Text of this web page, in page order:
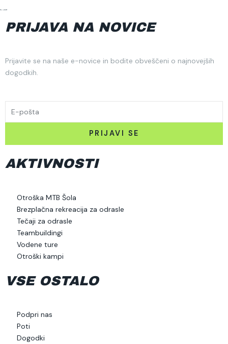
PRIJAVA NA NOVICE
Prijavite se na naše e-novice in bodite obveščeni o najnovejših
dogodkih.
EMAIL
PRIJAVI SE
AKTIVNOSTI
Otroška MTB Šola
Brezplačna rekreacija za odrasle
Tečaji za odrasle
Teambuildingi
Vodene ture
Otroški kampi
VSE OSTALO
Podpri nas
Poti
Dogodki